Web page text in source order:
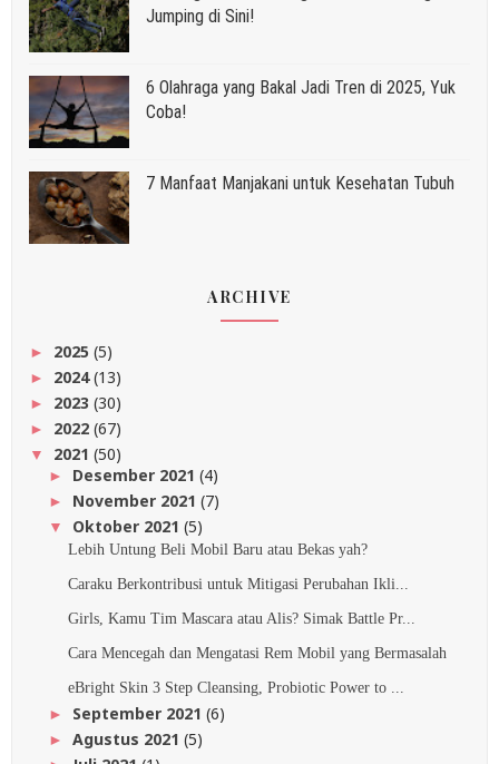
Jumping di Sini!
6 Olahraga yang Bakal Jadi Tren di 2025, Yuk
Coba!
7 Manfaat Manjakani untuk Kesehatan Tubuh
ARCHIVE
► 2025 (5)
► 2024(13)
► 2023 (30)
► 2022 (67)
▼ 2021 (50)
► Desember 2021 (4)
► November 2021 (7)
▼ Oktober 2021 (5)
Lebih Untung Beli Mobil Baru atau Bekas yah?
Caraku Berkontribusi untuk Mitigasi Perubahan Ikli...
Girls, Kamu Tim Mascara atau Alis? Simak Battle Pr...
Cara Mencegah dan Mengatasi Rem Mobil yang Bermasalah
eBright Skin 3 Step Cleansing, Probiotic Power to ...
► September 2021 (6)
► Agustus 2021 (5)